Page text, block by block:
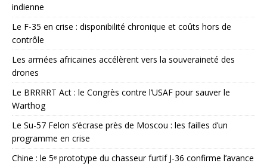
indienne
Le F-35 en crise : disponibilité chronique et coûts hors de
contrôle
Les armées africaines accélèrent vers la souveraineté des
drones
Le BRRRRT Act : le Congrès contre l’USAF pour sauver le
Warthog
Le Su-57 Felon s’écrase près de Moscou : les failles d’un
programme en crise
Chine : le 5ᵉ prototype du chasseur furtif J-36 confirme l’avance